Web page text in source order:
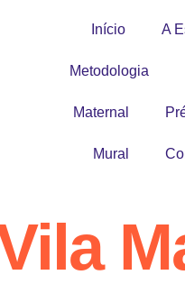
Início A
Metodologia
Maternal
Mural